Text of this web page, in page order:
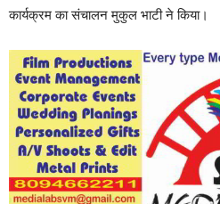
कार्यक्रम का संचालन मुकुल भाटी ने किया।